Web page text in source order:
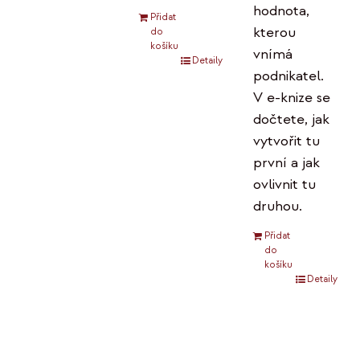
Přidat
do
košíku
Detaily
hodnota,
kterou
vnímá
podnikatel.
V e-knize se
dočtete, jak
vytvořit tu
první a jak
ovlivnit tu
druhou.
Přidat
do
košíku
Detaily